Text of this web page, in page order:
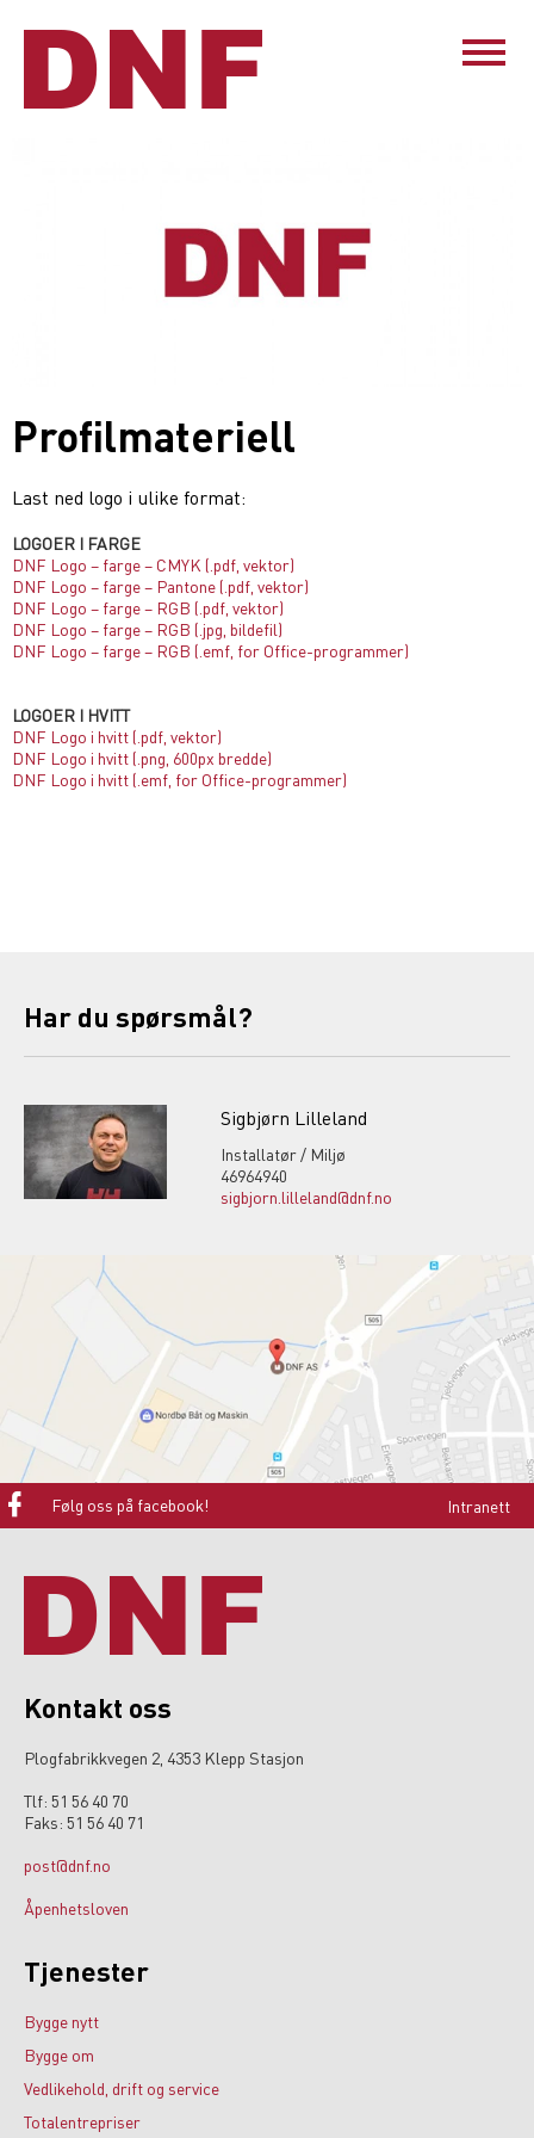
Profilmateriell
Last ned logo i ulike format:
LOGOER I FARGE
DNF Logo – farge – CMYK (.pdf, vektor)
DNF Logo – farge – Pantone (.pdf, vektor)
DNF Logo – farge – RGB (.pdf, vektor)
DNF Logo – farge – RGB (.jpg, bildefil)
DNF Logo – farge – RGB (.emf, for Office-programmer)
LOGOER I HVITT
DNF Logo i hvitt (.pdf, vektor)
DNF Logo i hvitt (.png, 600px bredde)
DNF Logo i hvitt (.emf, for Office-programmer)
Har du spørsmål?
Sigbjørn Lilleland
Installatør / Miljø
46964940
sigbjorn.lilleland@dnf.no
Følg oss på facebook!
Kontakt oss
Plogfabrikkvegen 2, 4353 Klepp Stasjon
Tlf: 51 56 40 70
Faks: 51 56 40 71
post@dnf.no
Åpenhetsloven
Tjenester
Bygge nytt
Bygge om
Vedlikehold, drift og service
Totalentrepriser